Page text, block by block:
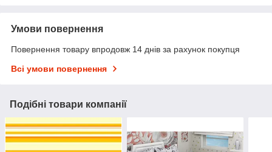
Умови повернення
Повернення товару впродовж 14 днів за рахунок покупця
Всі умови повернення
Подібні товари компанії